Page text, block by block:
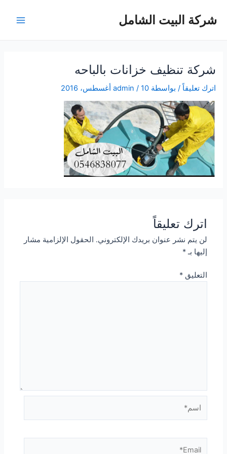
المحتوى
شركة البيت الشامل
شركة تنظيف خزانات بالباحه
اترك تعليقاً / بواسطة admin / 10 أغسطس، 2016
اترك تعليقاً
لن يتم نشر عنوان بريدك الإلكتروني. الحقول الإلزامية مشار
إليها بـ*
التعليق*